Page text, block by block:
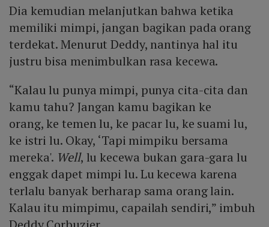
Dia kemudian melanjutkan bahwa ketika
memiliki mimpi, jangan bagikan pada orang
terdekat. Menurut Deddy, nantinya hal itu
justru bisa menimbulkan rasa kecewa.
“Kalau lu punya mimpi, punya cita-cita dan
kamu tahu? Jangan kamu bagikan ke
orang, ke temen lu, ke pacar lu, ke suami lu,
ke istri lu. Okay, ‘Tapi mimpiku bersama
mereka'. Well, lu kecewa bukan gara-gara lu
enggak dapet mimpi lu. Lu kecewa karena
terlalu banyak berharap sama orang lain.
Kalau itu mimpimu, capailah sendiri,” imbuh